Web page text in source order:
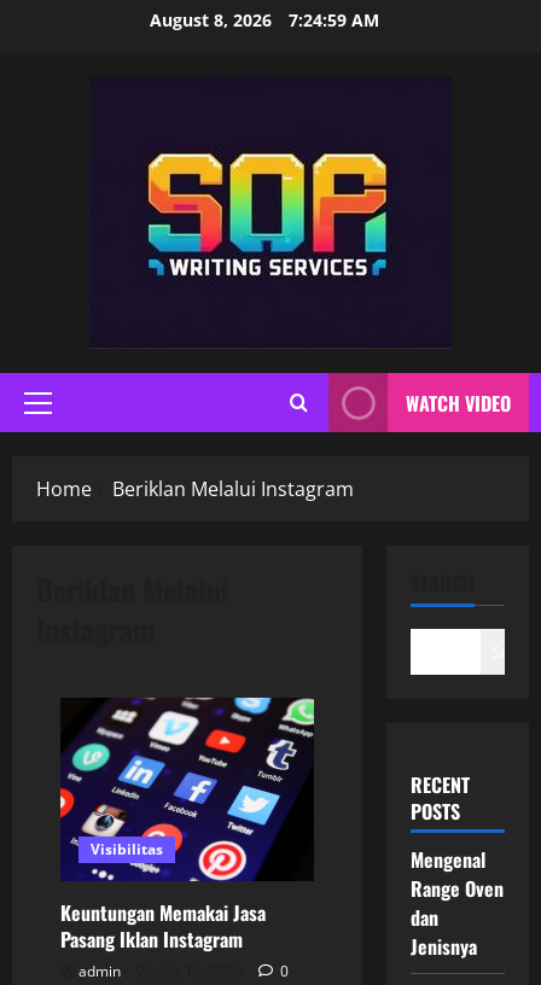
August 8, 2026 7:25:00 AM
Primary
Menu
WATCH VIDEO
Home Beriklan Melalui Instagram
Visibilitas
Keuntungan Memakai Jasa
Pasang Iklan Instagram
admin 0
RECENT
POSTS
Mengenal
Range Oven
dan
Jenisnya